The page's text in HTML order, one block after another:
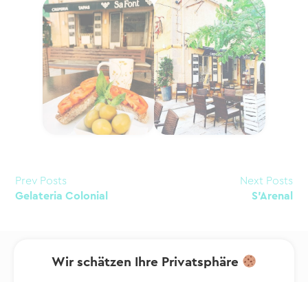
Prev Posts
Gelateria Colonial
Next Posts
S'Arenal
Wir schätzen Ihre Privatsphäre